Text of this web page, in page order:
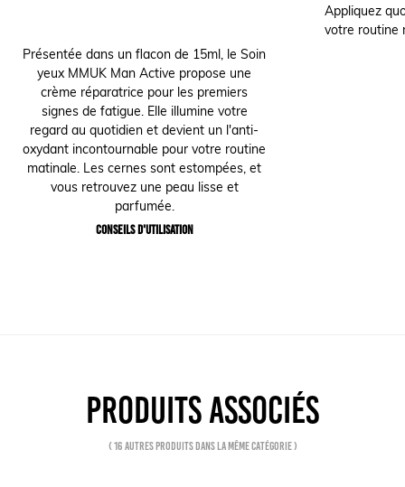
Présentée dans un flacon de 15ml, le Soin
yeux MMUK Man Active propose une
crème réparatrice pour les premiers
signes de fatigue. Elle illumine votre
regard au quotidien et devient un l'anti-
oxydant incontournable pour votre routine
matinale. Les cernes sont estompées, et
vous retrouvez une peau lisse et
parfumée.
Conseils d'utilisation
Appliquez
votre routine
PRODUITS ASSOCIÉS
( 16 autres produits dans la même catégorie )